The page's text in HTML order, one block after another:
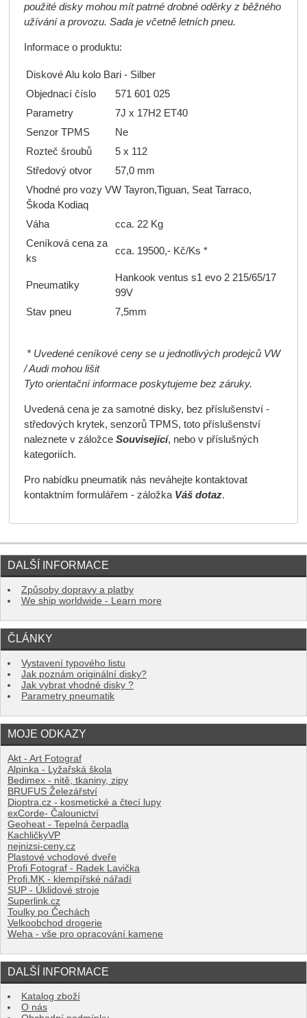
použité disky mohou mít patrné drobné oděrky z běžného
užívání a provozu. Sada je včetně letních pneu.
Informace o produktu:
Diskové Alu kolo Bari - Silber
Objednací číslo
571 601 025
Parametry
7J x 17H2 ET40
Senzor TPMS
Ne
Rozteč šroubů
5 x 112
Středový otvor
57,0 mm
Vhodné pro vozy VW Tayron,Tiguan, Seat Tarraco,
Škoda Kodiaq
Váha
cca. 22 Kg
Ceníková cena za
ks
cca. 19500,- Kč/Ks *
Pneumatiky
Hankook ventus s1 evo 2 215/65/17
99V
Stav pneu
7,5mm
* Uvedené ceníkové ceny se u jednotlivých prodejců VW
/ Audi mohou lišit
Tyto orientační informace poskytujeme bez záruky.
Uvedená cena je za samotné disky, bez příslušenství -
středových krytek, senzorů TPMS, toto příslušenství
naleznete v záložce Související, nebo v příslušných
kategoriích.
Pro nabídku pneumatik nás neváhejte kontaktovat
kontaktním formulářem - záložka Váš dotaz.
DALŠÍ INFORMACE
Způsoby dopravy a platby
We ship worldwide - Learn more
ČLÁNKY
Vystavení typového listu
Jak poznám originální disky?
Jak vybrat vhodné disky ?
Parametry pneumatik
MOJE ODKAZY
Akt - Art Fotograf
Alpinka - Lyžařská škola
Bedimex - nitě, tkaniny, zipy
BRUFUS Železářství
Dioptra.cz - kosmetické a čtecí lupy
exCorde- Čalounictví
Geoheat - Tepelná čerpadla
KachličkyVP
nejnizsi-ceny.cz
Plastové vchodové dveře
Profi Fotograf - Radek Lavička
Profi.MK - klempířské nářadí
SUP - Úklidové stroje
Superlink.cz
Toulky po Čechách
Velkoobchod drogerie
Weha - vše pro opracování kamene
DALŠÍ INFORMACE
Katalog zboží
O nás